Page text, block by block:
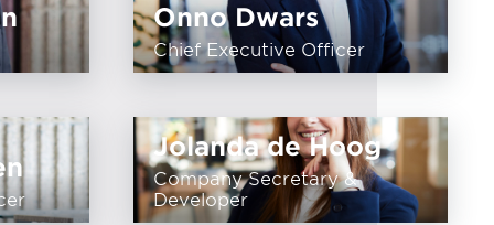
Onno Dwars
Chief Executive Officer
Jolanda de Hoog
Company Secretary &
Developer